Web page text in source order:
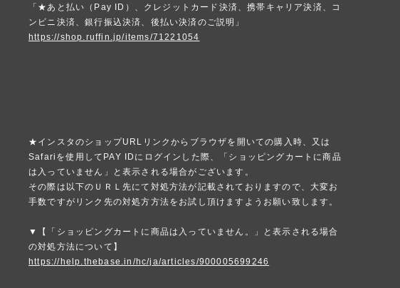
「★あと払い（Pay ID）、クレジットカード決済、携帯キャリア決済、コ
ンビニ決済、銀行振込決済、後払い決済のご説明」
https://shop.ruffin.jp/items/71221054
★インスタのショップURLリンクからブラウザを開いての購入時、又は
Safariを使用してPAY IDにログインした際、「ショッピングカートに商品
は入っていません」と表示される場合がございます。
その際は以下のＵＲＬ先にて対処方法が記載されておりますので、大変お
手数ですがリンク先の対処方方法をお試し頂けますようお願い致します。
▼【「ショッピングカートに商品は入っていません。」と表示される場合
の対処方法について】
https://help.thebase.in/hc/ja/articles/900005699246